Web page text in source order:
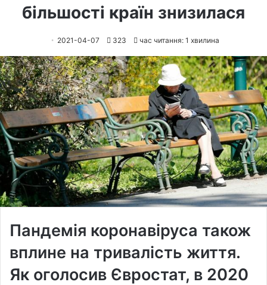
більшості країн знизилася
2021-04-07 323 час читання: 1 хвилина
Пандемія коронавіруса також
вплине на тривалість життя.
Як оголосив Євростат, в 2020